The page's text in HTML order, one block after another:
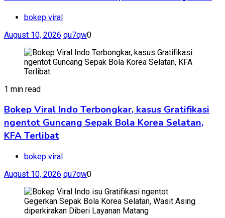
bokep viral
August 10, 2026 qu7qw0
1 min read
Bokep Viral Indo Terbongkar, kasus Gratifikasi
ngentot Guncang Sepak Bola Korea Selatan,
KFA Terlibat
bokep viral
August 10, 2026 qu7qw0